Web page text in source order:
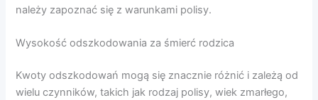
należy zapoznać się z warunkami polisy.
Wysokość odszkodowania za śmierć rodzica
Kwoty odszkodowań mogą się znacznie różnić i zależą od
wielu czynników, takich jak rodzaj polisy, wiek zmarłego,